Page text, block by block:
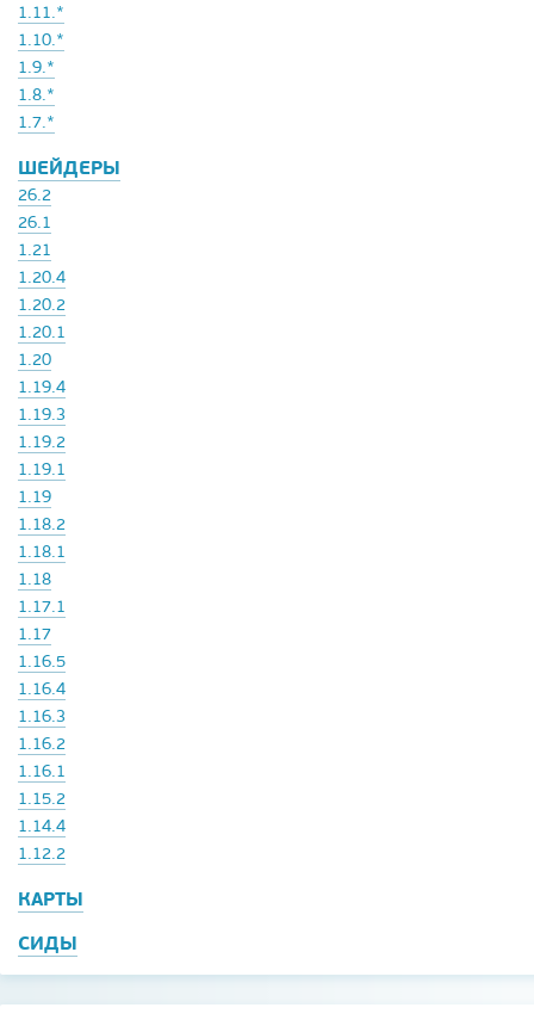
1.11.*
1.10.*
1.9.*
1.8.*
1.7.*
ШЕЙДЕРЫ
26.2
26.1
1.21
1.20.4
1.20.2
1.20.1
1.20
1.19.4
1.19.3
1.19.2
1.19.1
1.19
1.18.2
1.18.1
1.18
1.17.1
1.17
1.16.5
1.16.4
1.16.3
1.16.2
1.16.1
1.15.2
1.14.4
1.12.2
КАРТЫ
СИДЫ